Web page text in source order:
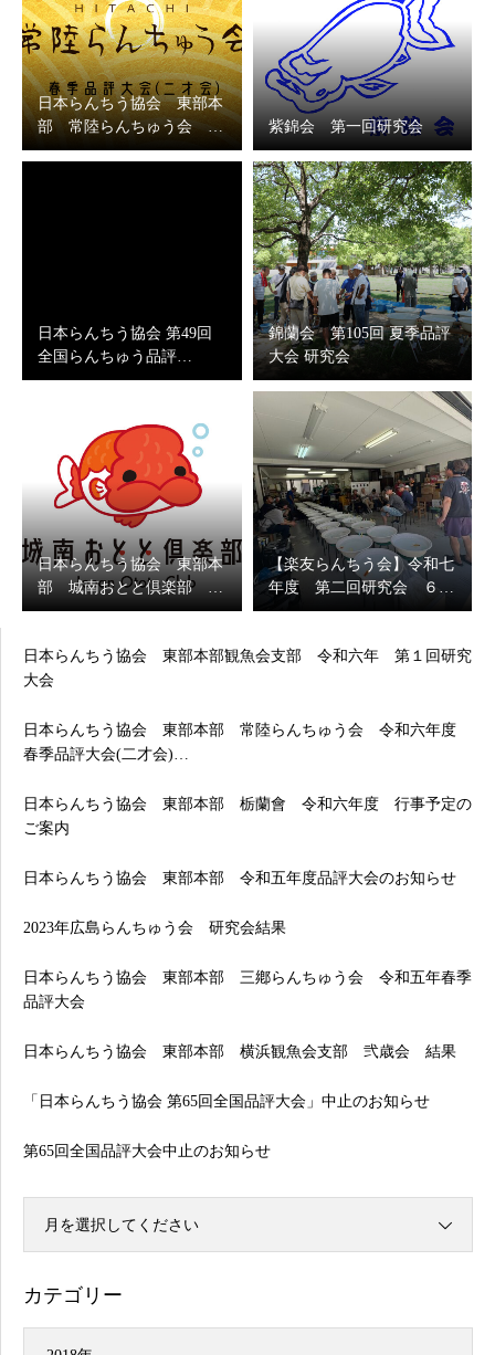
日本らんちう協会 東部本
部 常陸らんちゅう会 …
紫錦会 第一回研究会
日本らんちう協会 第49回
全国らんちゅう品評…
錦蘭会 第105回 夏季品評
大会 研究会
日本らんちう協会 東部本
部 城南おとと倶楽部 …
【楽友らんちう会】令和七
年度 第二回研究会 ６…
日本らんちう協会 東部本部観魚会支部 令和六年 第１回研究
大会
日本らんちう協会 東部本部 常陸らんちゅう会 令和六年度
春季品評大会(二才会)…
日本らんちう協会 東部本部 栃蘭會 令和六年度 行事予定の
ご案内
日本らんちう協会 東部本部 令和五年度品評大会のお知らせ
2023年広島らんちゅう会 研究会結果
日本らんちう協会 東部本部 三鄕らんちゅう会 令和五年春季
品評大会
日本らんちう協会 東部本部 横浜観魚会支部 弐歳会 結果
「日本らんちう協会 第65回全国品評大会」中止のお知らせ
第65回全国品評大会中止のお知らせ
月を選択してください
カテゴリー